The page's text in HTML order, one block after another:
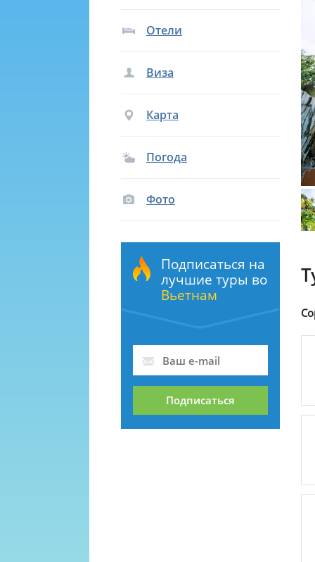
Отели
Виза
Карта
Погода
Фото
Подписаться на
лучшие туры во
Вьетнам
Подписаться